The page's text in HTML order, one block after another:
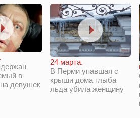
в
девушек
24 марта.
В Перми упавшая с
крыши дома глыба
льда убила женщину